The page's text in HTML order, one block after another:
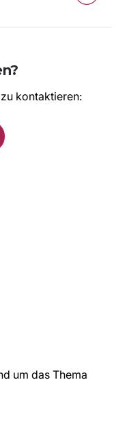
kontaktieren:
um das Thema